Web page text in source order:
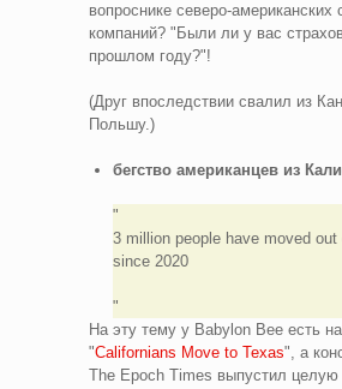
вопроснике северо-американских
компаний? "Были ли у вас
прошлом году?"!
(Друг впоследствии свалил из
Польшу.)
бегство американцев из
3 million people have moved out
since 2020
На эту тему у Babylon Bee есть
"Californians Move to Texas", а
The Epoch Times выпустил целую